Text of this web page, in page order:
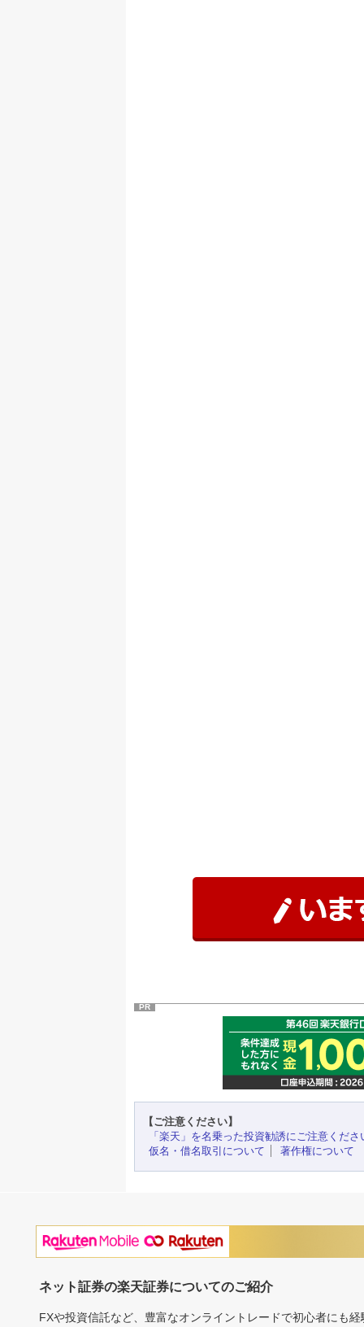
PR
【ご注意ください】
「楽天」を名乗った投資勧誘にご注意くださ
仮名・借名取引について
著作権について
ネット証券の楽天証券についてのご紹介
FXや投資信託など、豊富なオンライントレードで初心者にも